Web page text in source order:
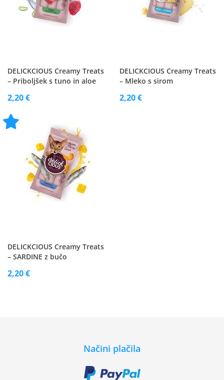
DELICKCIOUS Creamy Treats
– Priboljšek s tuno in aloe
2,20 €
DELICKCIOUS Creamy Treats
– Mleko s sirom
2,20 €
DELICKCIOUS Creamy Treats
– SARDINE z bučo
2,20 €
Načini plačila